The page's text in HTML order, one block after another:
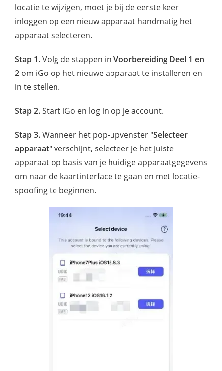
locatie te wijzigen, moet je bij de eerste keer
inloggen op een nieuw apparaat handmatig het
apparaat selecteren.
Stap 1.Volg de stappen in Voorbereiding Deel 1 en
2 om iGo op het nieuwe apparaat te installeren en
in te stellen.
Stap 2.Start iGo en log in op je account.
Stap 3.Wanneer het pop-upvenster "Selecteer
apparaat" verschijnt, selecteer je het juiste
apparaat op basis van je huidige apparaatgegevens
om naar de kaartinterface te gaan en met locatie-
spoofing te beginnen.